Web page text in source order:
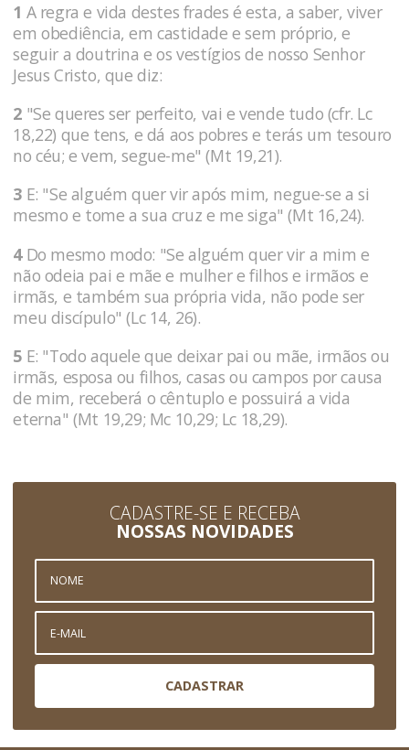
1 A regra e vida destes frades é esta, a saber, viver
em obediência, em castidade e sem próprio, e
seguir a doutrina e os vestígios de nosso Senhor
Jesus Cristo, que diz:
2 "Se queres ser perfeito, vai e vende tudo (cfr. Lc
18,22) que tens, e dá aos pobres e terás um tesouro
no céu; e vem, segue-me" (Mt 19,21).
3 E: "Se alguém quer vir após mim, negue-se a si
mesmo e tome a sua cruz e me siga" (Mt 16,24).
4Do mesmo modo: "Se alguém quer vir a mim e
não odeia pai e mãe e mulher e filhos e irmãos e
irmãs, e também sua própria vida, não pode ser
meu discípulo" (Lc 14, 26).
5 E: "Todo aquele que deixar pai ou mãe, irmãos ou
irmãs, esposa ou filhos, casas ou campos por causa
de mim, receberá o cêntuplo e possuirá a vida
eterna" (Mt 19,29; Mc 10,29; Lc 18,29).
CADASTRE-SE E RECEBA
NOSSAS NOVIDADES
CADASTRAR